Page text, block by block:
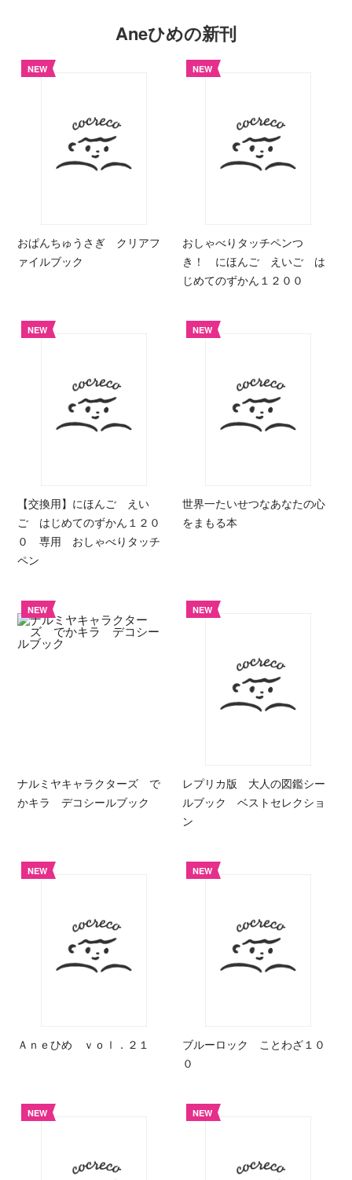
Aneひめの新刊
NEW
おぱんちゅうさぎ クリアフ
ァイルブック
NEW
おしゃべりタッチペンつ
き！ にほんご えいご は
じめてのずかん１２００
NEW
【交換用】にほんご えい
ご はじめてのずかん１２０
０ 専用 おしゃべりタッチ
ペン
NEW
世界一たいせつなあなたの心
をまもる本
NEW
ナルミヤキャラクターズ で
かキラ デコシールブック
NEW
レプリカ版 大人の図鑑シー
ルブック ベストセレクショ
ン
NEW
Ａｎｅひめ ｖｏｌ．２１
NEW
ブルーロック ことわざ１０
０
NEW NEW